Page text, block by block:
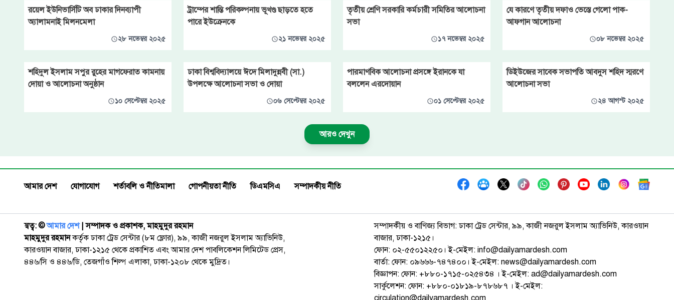
রয়েল ইউনিভার্সিটি অব ঢাকার দিনব্যাপী
অ্যালামনাই মিলনমেলা
২৮ নভেম্বর ২০২৫
ট্রাম্পের শান্তি পরিকল্পনায় ভূখণ্ড ছাড়তে হতে
পারে ইউক্রেনকে
২১ নভেম্বর ২০২৫
তৃতীয় শ্রেণি সরকারি কর্মচারী সমিতির আলোচনা
সভা
১৭ নভেম্বর ২০২৫
যে কারণে তৃতীয় দফাও ভেস্তে গেলো পাক-
আফগান আলোচনা
০৮ নভেম্বর ২০২৫
শহিদুল ইসলাম সপুর রুহের মাগফেরাত কামনায়
দোয়া ও আলোচনা অনুষ্ঠান
১০ সেপ্টেম্বর ২০২৫
ঢাকা বিশ্ববিদ্যালয়ে ঈদে মিলাদুন্নবী (সা.)
উপলক্ষে আলোচনা সভা ও দোয়া
০৬ সেপ্টেম্বর ২০২৫
পারমাণবিক আলোচনা প্রসঙ্গে ইরানকে যা
বললেন এরদোয়ান
০১ সেপ্টেম্বর ২০২৫
ডিইউজের সাবেক সভাপতি আবদুস শহিদ স্মরণে
আলোচনা সভা
২৪ আগস্ট ২০২৫
আরও দেখুন
আমার দেশ যোগাযোগ শর্তাবলি ও নীতিমালা গোপনীয়তা নীতি ডিএমসিএ সম্পাদকীয় নীতি
স্বত্ব: ©️আমার দেশ| সম্পাদক ও প্রকাশক, মাহমুদুর রহমান
মাহমুদুর রহমানকর্তৃক ঢাকা ট্রেড সেন্টার (৮ম ফ্লোর), ৯৯, কাজী নজরুল ইসলাম অ্যাভিনিউ,
কারওয়ান বাজার, ঢাকা-১২১৫ থেকে প্রকাশিত এবং আমার দেশ পাবলিকেশন লিমিটেড প্রেস,
৪৪৬/সি ও ৪৪৬/ডি, তেজগাঁও শিল্প এলাকা, ঢাকা-১২০৮ থেকে মুদ্রিত।
সম্পাদকীয় ও বাণিজ্য বিভাগ: ঢাকা ট্রেড সেন্টার, ৯৯, কাজী নজরুল ইসলাম অ্যাভিনিউ, কারওয়ান
বাজার, ঢাকা-১২১৫।
ফোন: ০২-৫৫০১২২৫০। ই-মেইল: info@dailyamardesh.com
বার্তা: ফোন: ০৯৬৬৬-৭৪৭৪০০। ই-মেইল: news@dailyamardesh.com
বিজ্ঞাপন: ফোন: +৮৮০-১৭১৫-০২৫৪৩৪ । ই-মেইল: ad@dailyamardesh.com
সার্কুলেশন: ফোন: +৮৮০-০১৮১৯-৮৭৮৬৮৭ । ই-মেইল:
circulation@dailyamardesh.com